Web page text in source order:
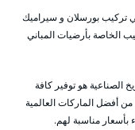
تركيب بورسلان و سيراميك
الخاصة بأرضيات المباني
هو توفير كافة
أفضل الماركات العالمية
بأسعار مناسبة لهم.